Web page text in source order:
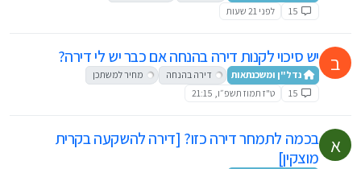
15
לפני 21 שעות
ב יש סיכוי לקנות דירה בהנחה אם כבר יש לי דירה?
נדל"ן ומשכנתאות דירה בהנחה
מחיר למשתכן
15
ט"ז תמוז תשפ״ו, 21:15
א בכמה לתמחר דירה כזו? [דירה להשקעה בקרית
מוצקין]